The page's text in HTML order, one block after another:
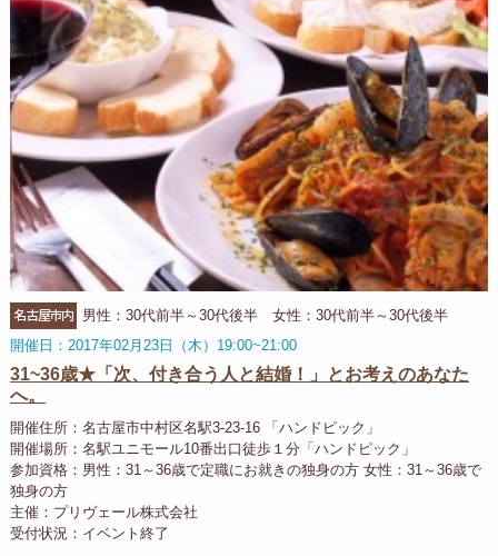
名古屋市内
男性：30代前半～30代後半 女性：30代前半～30代後半
開催日：2017年02月23日（木）19:00~21:00
31~36歳★「次、付き合う人と結婚！」とお考えのあなた
へ。
開催住所：名古屋市中村区名駅3-23-16 「ハンドピック」
開催場所：名駅ユニモール10番出口徒歩１分「ハンドピック」
参加資格：男性：31～36歳で定職にお就きの独身の方 女性：31～36歳で
独身の方
主催：プリヴェール株式会社
受付状況：イベント終了